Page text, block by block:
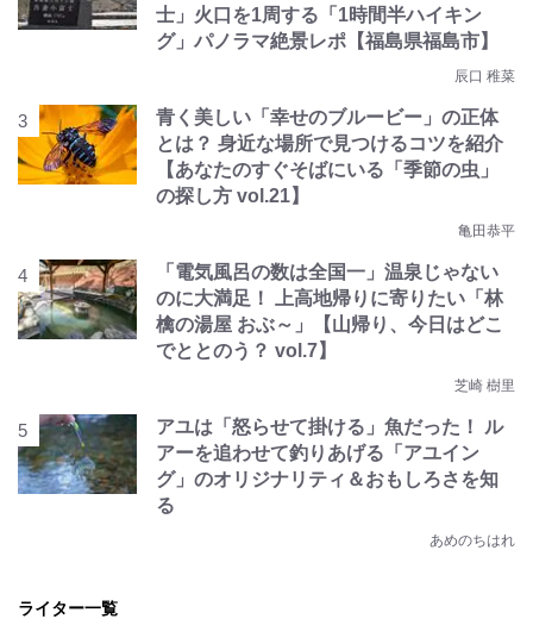
士」火口を1周する「1時間半ハイキン
グ」パノラマ絶景レポ【福島県福島市】
辰口 稚菜
青く美しい「幸せのブルービー」の正体
とは？ 身近な場所で見つけるコツを紹介
【あなたのすぐそばにいる「季節の虫」
の探し方 vol.21】
亀田恭平
「電気風呂の数は全国一」温泉じゃない
のに大満足！ 上高地帰りに寄りたい「林
檎の湯屋 おぶ～」【山帰り、今日はどこ
でととのう？ vol.7】
芝崎 樹里
アユは「怒らせて掛ける」魚だった！ ル
アーを追わせて釣りあげる「アユイン
グ」のオリジナリティ＆おもしろさを知
る
あめのちはれ
ライター一覧